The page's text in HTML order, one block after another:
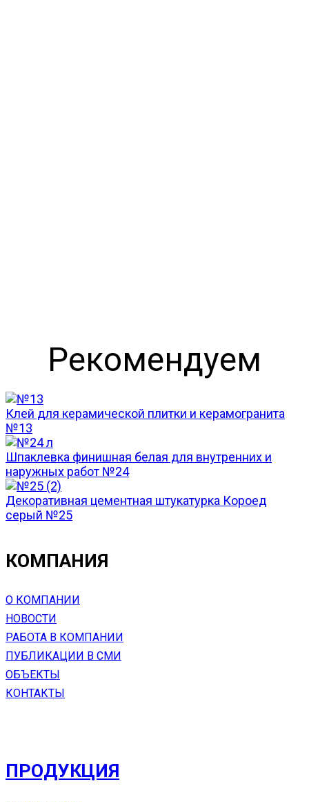
Рекомендуем
Клей для керамической плитки и керамогранита
№13
Шпаклевка финишная белая для внутренних и
наружных работ №24
Декоративная цементная штукатурка Короед
серый №25
КОМПАНИЯ
О КОМПАНИИ
НОВОСТИ
РАБОТА В КОМПАНИИ
ПУБЛИКАЦИИ В СМИ
ОБЪЕКТЫ
КОНТАКТЫ
ПРОДУКЦИЯ